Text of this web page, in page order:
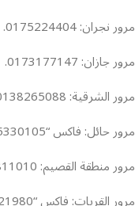
مرور نجران: 0175224404.
مرور جازان: 0173177147.
مرور الشرقية: 0138260111/0138265088.
مرور حائل: فاكس “0165330105”.
مرور منطقة القصيم: 0163811010.